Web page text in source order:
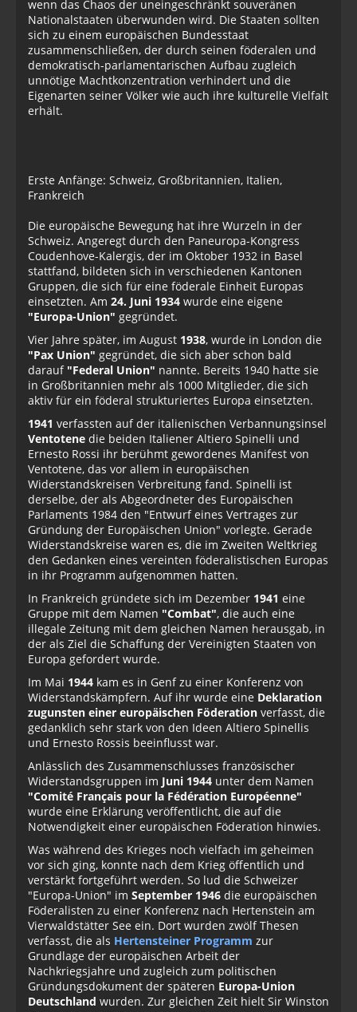
wenn das Chaos der uneingeschränkt souveränen
Nationalstaaten überwunden wird. Die Staaten sollten
sich zu einem europäischen Bundesstaat
zusammenschließen, der durch seinen föderalen und
demokratisch-parlamentarischen Aufbau zugleich
unnötige Machtkonzentration verhindert und die
Eigenarten seiner Völker wie auch ihre kulturelle Vielfalt
erhält.
Erste Anfänge: Schweiz, Großbritannien, Italien,
Frankreich
Die europäische Bewegung hat ihre Wurzeln in der
Schweiz. Angeregt durch den Paneuropa-Kongress
Coudenhove-Kalergis, der im Oktober 1932 in Basel
stattfand, bildeten sich in verschiedenen Kantonen
Gruppen, die sich für eine föderale Einheit Europas
einsetzten. Am 24. Juni 1934 wurde eine eigene
"Europa-Union" gegründet.
Vier Jahre später, im August 1938, wurde in London die
"Pax Union" gegründet, die sich aber schon bald
darauf "Federal Union" nannte. Bereits 1940 hatte sie
in Großbritannien mehr als 1000 Mitglieder, die sich
aktiv für ein föderal strukturiertes Europa einsetzten.
1941 verfassten auf der italienischen Verbannungsinsel
Ventotene die beiden Italiener Altiero Spinelli und
Ernesto Rossi ihr berühmt gewordenes Manifest von
Ventotene, das vor allem in europäischen
Widerstandskreisen Verbreitung fand. Spinelli ist
derselbe, der als Abgeordneter des Europäischen
Parlaments 1984 den "Entwurf eines Vertrages zur
Gründung der Europäischen Union" vorlegte. Gerade
Widerstandskreise waren es, die im Zweiten Weltkrieg
den Gedanken eines vereinten föderalistischen Europas
in ihr Programm aufgenommen hatten.
In Frankreich gründete sich im Dezember 1941 eine
Gruppe mit dem Namen "Combat", die auch eine
illegale Zeitung mit dem gleichen Namen herausgab, in
der als Ziel die Schaffung der Vereinigten Staaten von
Europa gefordert wurde.
Im Mai 1944 kam es in Genf zu einer Konferenz von
Widerstandskämpfern. Auf ihr wurde eine Deklaration
zugunsten einer europäischen Föderation verfasst, die
gedanklich sehr stark von den Ideen Altiero Spinellis
und Ernesto Rossis beeinflusst war.
Anlässlich des Zusammenschlusses französischer
Widerstandsgruppen im Juni 1944 unter dem Namen
"Comité Français pour la Fédération Européenne"
wurde eine Erklärung veröffentlicht, die auf die
Notwendigkeit einer europäischen Föderation hinwies.
Was während des Krieges noch vielfach im geheimen
vor sich ging, konnte nach dem Krieg öffentlich und
verstärkt fortgeführt werden. So lud die Schweizer
"Europa-Union" im September 1946 die europäischen
Föderalisten zu einer Konferenz nach Hertenstein am
Vierwaldstätter See ein. Dort wurden zwölf Thesen
verfasst, die als Hertensteiner Programm zur
Grundlage der europäischen Arbeit der
Nachkriegsjahre und zugleich zum politischen
Gründungsdokument der späteren Europa-Union
Deutschland wurden. Zur gleichen Zeit hielt Sir Winston